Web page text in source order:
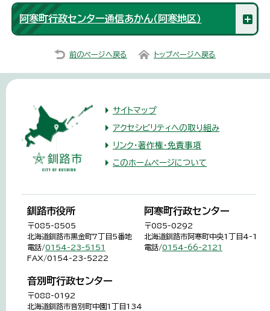
阿寒町行政センター通信あかん（阿寒地区）
前のページへ戻る トップページへ戻る
サイトマップ
アクセシビリティへの取り組み
リンク・著作権・免責事項
このホームページについて
釧路市役所
〒085-8505
北海道釧路市黒金町7丁目5番地
電話/0154-23-5151
FAX/0154-23-5222
阿寒町行政センター
〒085-0292
北海道釧路市阿寒町中央1丁目4-1
電話/0154-66-2121
音別町行政センター
〒088-0192
北海道釧路市音別町中園1丁目134